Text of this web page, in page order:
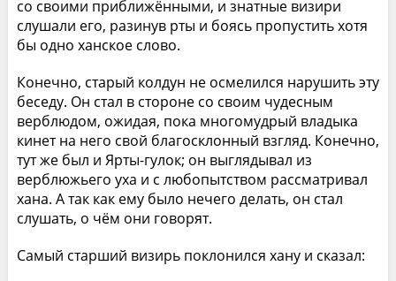
со своими приближёнными, и знатные визири
слушали его, разинув рты и боясь пропустить хотя
бы одно ханское слово.
Конечно, старый колдун не осмелился нарушить эту
беседу. Он стал в стороне со своим чудесным
верблюдом, ожидая, пока многомудрый владыка
кинет на него свой благосклонный взгляд. Конечно,
тут же был и Ярты-гулок; он выглядывал из
верблюжьего уха и с любопытством рассматривал
хана. А так как ему было нечего делать, он стал
слушать, о чём они говорят.
Самый старший визирь поклонился хану и сказал: